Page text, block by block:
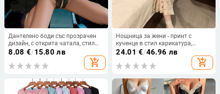
Дантелено боди със прозрачен
дизайн, с открита чатала, стил
джъмпсют, полиестерна материя
8.08 €/15.80 лв
add_shopping_cart
Нощница за жени - принт с
кученце в стил карикатура,
квадратно деколте, средна
дължина, полиестер (95–100%),
за свободно време и у дома
24.01 €/46.96 лв
add_shopping_cart